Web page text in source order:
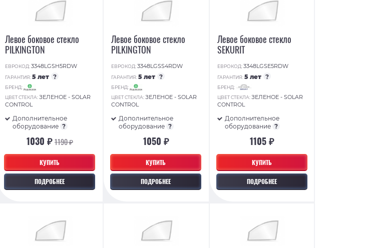
КУПИТЬ
ПОДРОБНЕЕ
Левое боковое стекло
PILKINGTON
ЕВРОКОД:3348LGSH5RDW
ГАРАНТИЯ:5 лет ?
БРЕНД:
ЦВЕТ СТЕКЛА:ЗЕЛЕНОЕ - SOLAR
CONTROL
Дополнительное
оборудование ?
1030 ₽1190 ₽
КУПИТЬ
ПОДРОБНЕЕ
Левое боковое стекло
PILKINGTON
ЕВРОКОД:3348LGSS4RDW
ГАРАНТИЯ:5 лет ?
БРЕНД:
ЦВЕТ СТЕКЛА:ЗЕЛЕНОЕ - SOLAR
CONTROL
Дополнительное
оборудование ?
1050 ₽
КУПИТЬ
ПОДРОБНЕЕ
Левое боковое стекло
SEKURIT
ЕВРОКОД:3348LGSE5RDW
ГАРАНТИЯ:5 лет ?
БРЕНД:
ЦВЕТ СТЕКЛА:ЗЕЛЕНОЕ - SOLAR
CONTROL
Дополнительное
оборудование ?
1105 ₽